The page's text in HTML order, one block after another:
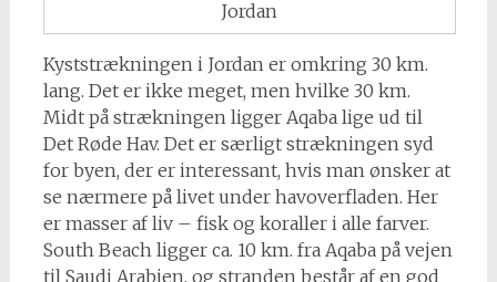
Jordan
Kyststrækningen i Jordan er omkring 30 km.
lang. Det er ikke meget, men hvilke 30 km.
Midt på strækningen ligger Aqaba lige ud til
Det Røde Hav. Det er særligt strækningen syd
for byen, der er interessant, hvis man ønsker at
se nærmere på livet under havoverfladen. Her
er masser af liv – fisk og koraller i alle farver.
South Beach ligger ca. 10 km. fra Aqaba på vejen
til Saudi Arabien, og stranden består af en god